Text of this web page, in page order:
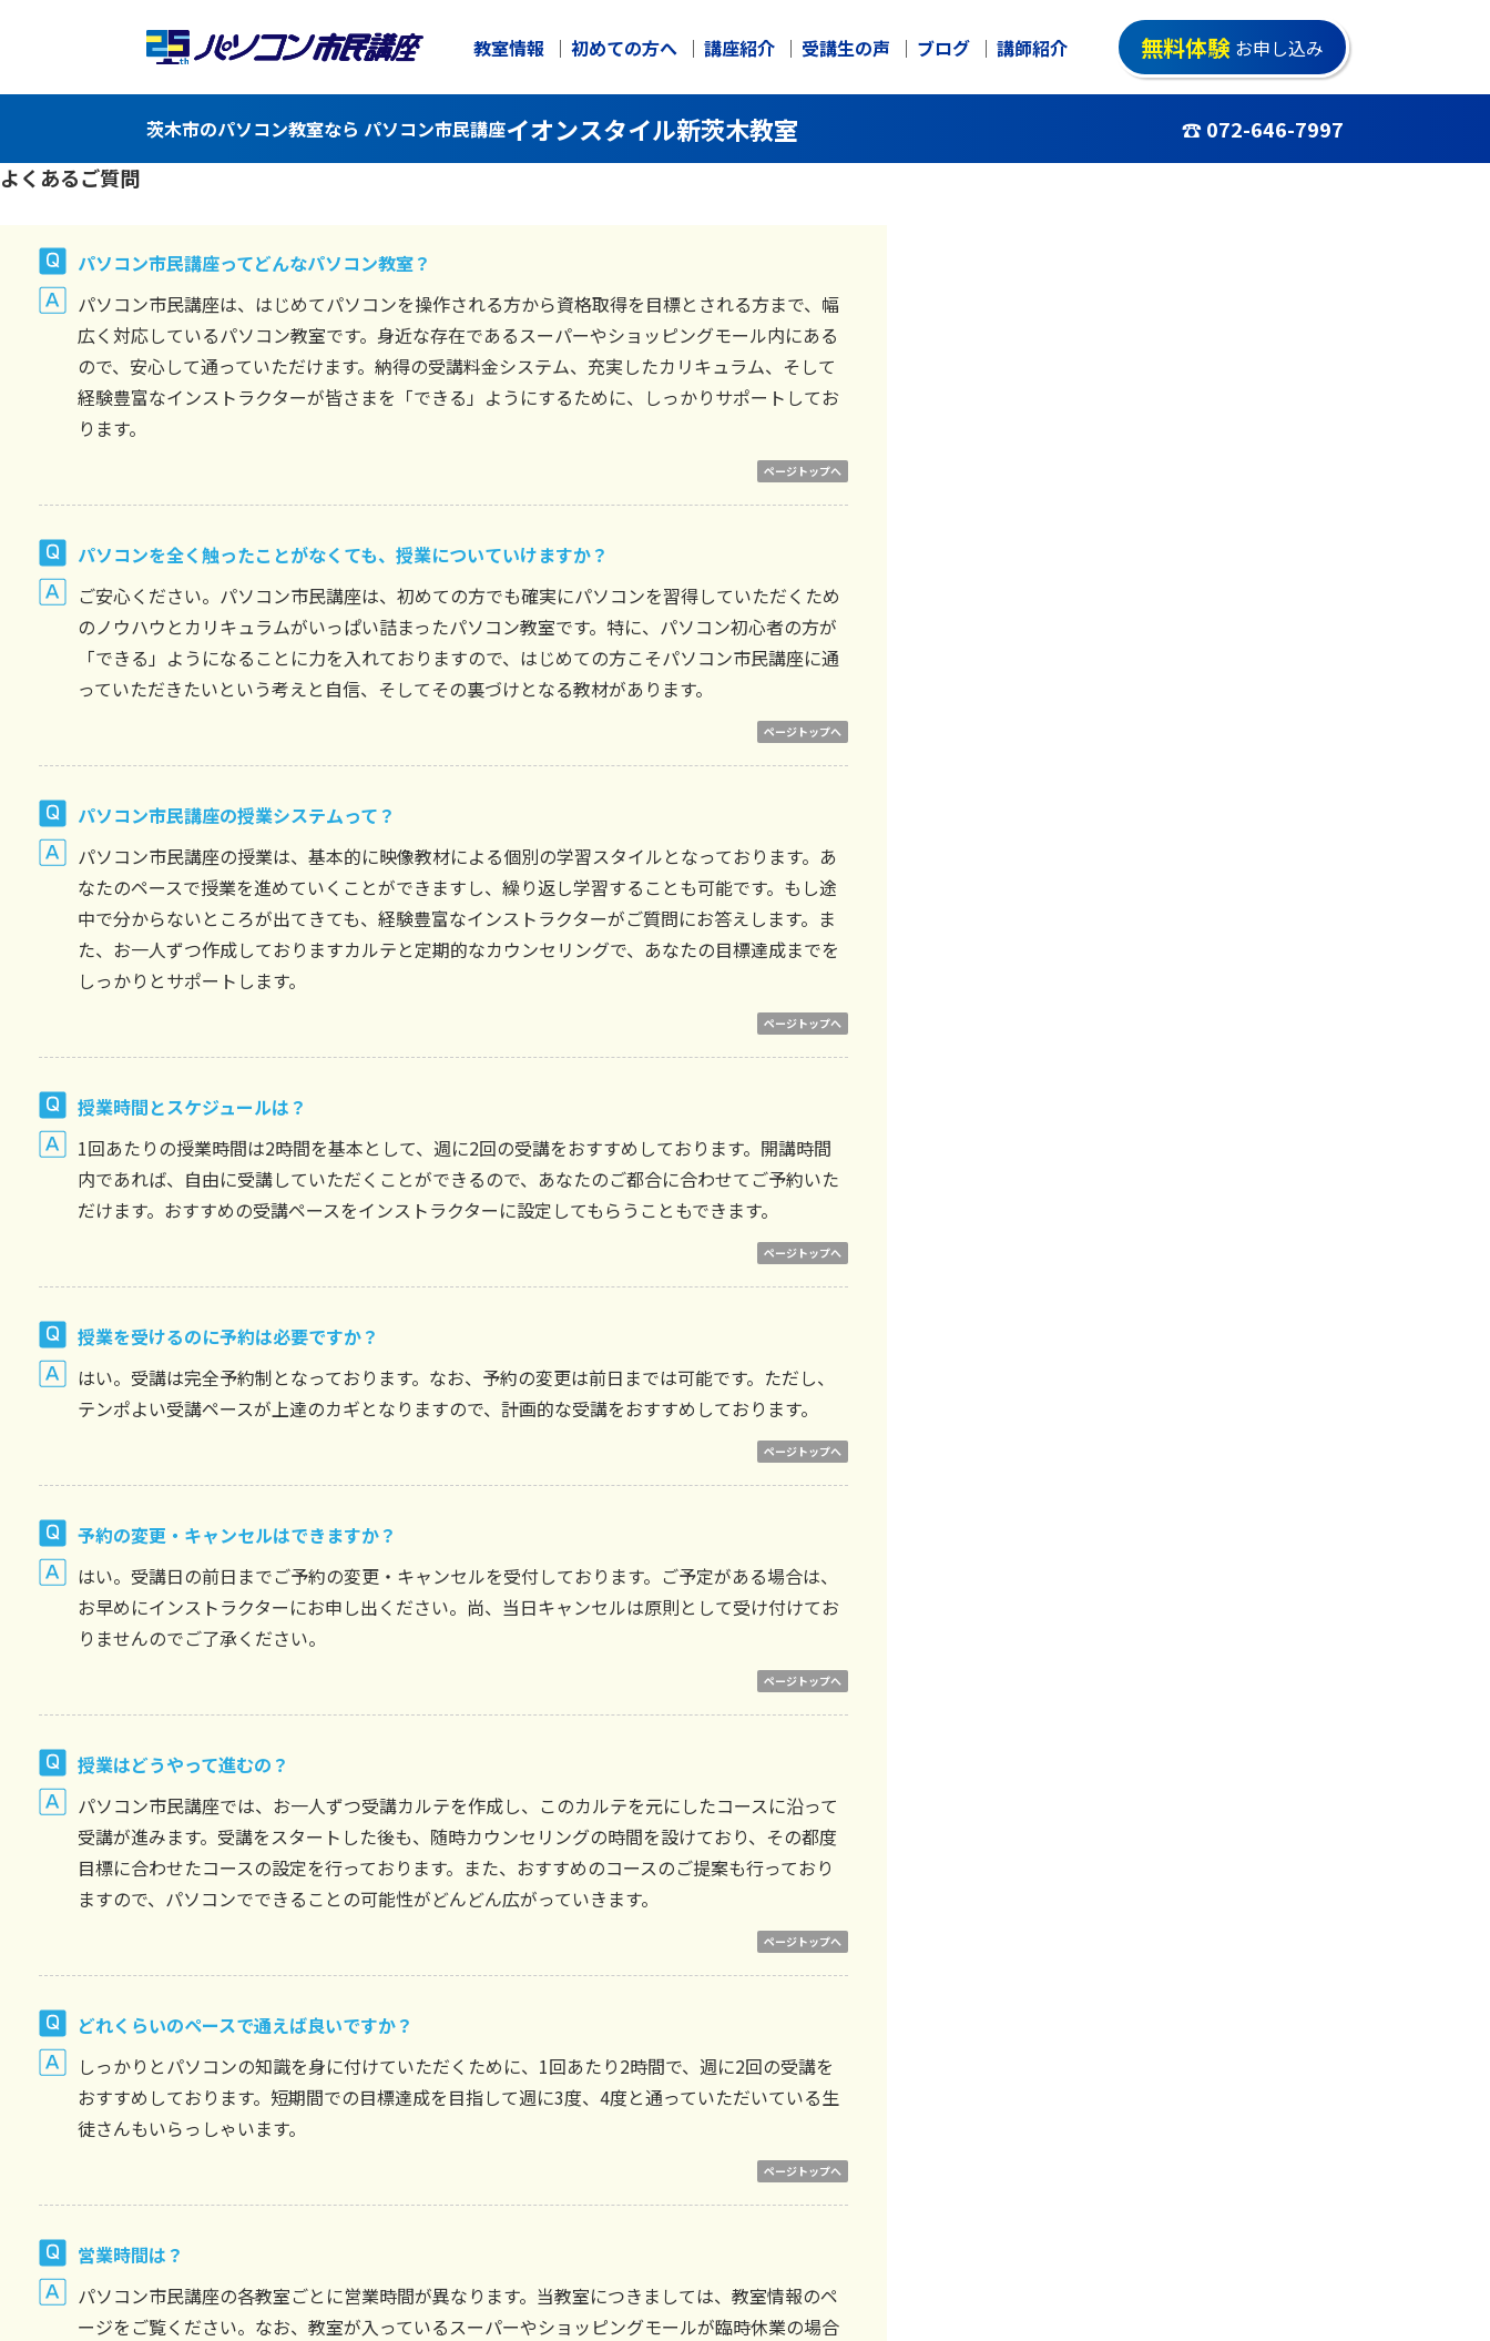
教室情報 初めての方へ 講座紹介 受講生の声 ブログ 講師紹介 無料体験 お申し込み
茨木市のパソコン教室なら パソコン市民講座イオンスタイル新茨木教室
☎ 072-646-7997
よくあるご質問
パソコン市民講座ってどんなパソコン教室？
パソコン市民講座は、はじめてパソコンを操作される方から資格取得を目標とされる方まで、幅
広く対応しているパソコン教室です。身近な存在であるスーパーやショッピングモール内にある
ので、安心して通っていただけます。納得の受講料金システム、充実したカリキュラム、そして
経験豊富なインストラクターが皆さまを「できる」ようにするために、しっかりサポートしてお
ります。
ページトップへ
パソコンを全く触ったことがなくても、授業についていけますか？
ご安心ください。パソコン市民講座は、初めての方でも確実にパソコンを習得していただくため
のノウハウとカリキュラムがいっぱい詰まったパソコン教室です。特に、パソコン初心者の方が
「できる」ようになることに力を入れておりますので、はじめての方こそパソコン市民講座に通
っていただきたいという考えと自信、そしてその裏づけとなる教材があります。
ページトップへ
パソコン市民講座の授業システムって？
パソコン市民講座の授業は、基本的に映像教材による個別の学習スタイルとなっております。あ
なたのペースで授業を進めていくことができますし、繰り返し学習することも可能です。もし途
中で分からないところが出てきても、経験豊富なインストラクターがご質問にお答えします。ま
た、お一人ずつ作成しておりますカルテと定期的なカウンセリングで、あなたの目標達成までを
しっかりとサポートします。
ページトップへ
授業時間とスケジュールは？
1回あたりの授業時間は2時間を基本として、週に2回の受講をおすすめしております。開講時間
内であれば、自由に受講していただくことができるので、あなたのご都合に合わせてご予約いた
だけます。おすすめの受講ペースをインストラクターに設定してもらうこともできます。
ページトップへ
授業を受けるのに予約は必要ですか？
はい。受講は完全予約制となっております。なお、予約の変更は前日までは可能です。ただし、
テンポよい受講ペースが上達のカギとなりますので、計画的な受講をおすすめしております。
ページトップへ
予約の変更・キャンセルはできますか？
はい。受講日の前日までご予約の変更・キャンセルを受付しております。ご予定がある場合は、
お早めにインストラクターにお申し出ください。尚、当日キャンセルは原則として受け付けてお
りませんのでご了承ください。
ページトップへ
授業はどうやって進むの？
パソコン市民講座では、お一人ずつ受講カルテを作成し、このカルテを元にしたコースに沿って
受講が進みます。受講をスタートした後も、随時カウンセリングの時間を設けており、その都度
目標に合わせたコースの設定を行っております。また、おすすめのコースのご提案も行っており
ますので、パソコンでできることの可能性がどんどん広がっていきます。
ページトップへ
どれくらいのペースで通えば良いですか？
しっかりとパソコンの知識を身に付けていただくために、1回あたり2時間で、週に2回の受講を
おすすめしております。短期間での目標達成を目指して週に3度、4度と通っていただいている生
徒さんもいらっしゃいます。
ページトップへ
営業時間は？
パソコン市民講座の各教室ごとに営業時間が異なります。当教室につきましては、 教室情報のペ
ージをご覧ください。なお、教室が入っているスーパーやショッピングモールが臨時休業の場合